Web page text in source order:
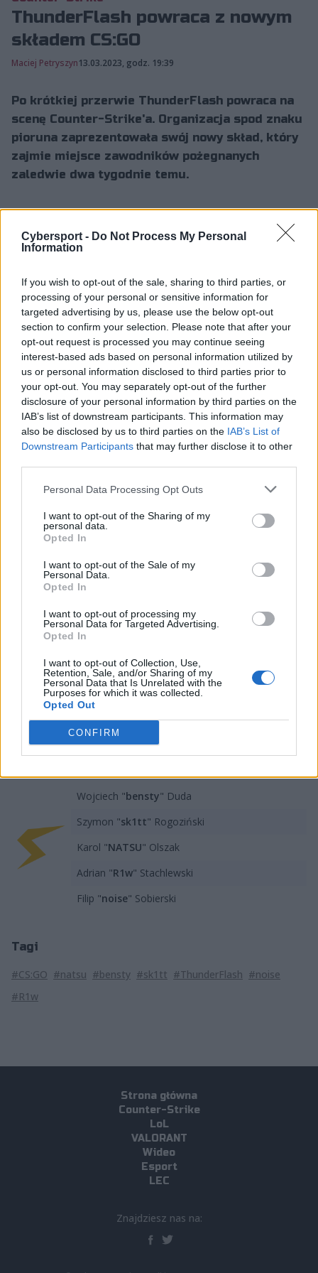
Cybersport - Do Not Process My Personal
Information
If you wish to opt-out of the sale, sharing to third parties, or
processing of your personal or sensitive information for
targeted advertising by us, please use the below opt-out
section to confirm your selection. Please note that after your
opt-out request is processed you may continue seeing
interest-based ads based on personal information utilized by
us or personal information disclosed to third parties prior to
your opt-out. You may separately opt-out of the further
disclosure of your personal information by third parties on the
IAB’s list of downstream participants. This information may
also be disclosed by us to third parties on the IAB’s List of
Downstream Participants that may further disclose it to other
Personal Data Processing Opt Outs
I want to opt-out of the Sharing of my
personal data.
Opted In
I want to opt-out of the Sale of my
Personal Data.
Opted In
I want to opt-out of processing my
Personal Data for Targeted Advertising.
Opted In
I want to opt-out of Collection, Use,
Retention, Sale, and/or Sharing of my
Personal Data that Is Unrelated with the
Purposes for which it was collected.
Opted Out
CONFIRM
ThunderFlash powraca z nowym
składem CS:GO
Maciej Petryszyn13.03.2023, godz. 19:39
Po krótkiej przerwie ThunderFlash powraca na
scenę Counter-Strike'a. Organizacja spod znaku
pioruna zaprezentowała swój nowy skład, który
zajmie miejsce zawodników pożegnanych
zaledwie dwa tygodnie temu.
ThunderFlash w nowym kształcie
którego trzon stanowią trzej dotychczasowi
reprezentanci MCE Game Expert – Karol "NATSU"
Olszak, Wojciech "bensty" Duda oraz Adrian "R1w"
Stachlewski. Trio to rywalizowało m.in. w bieżącym
sezonie ESEA Advanced, aczkolwiek nie wypadło w nim
najlepiej. Warto bowiem wspomnieć, że MCE wygrało
zaledwie jedno z czternastu spotkań, a pięć ostatnich
pojedynków oddało walkowerem. Lepiej wyglądało to
na innych polach, bo NATSU i spółka mają na swoim
koncie też awans do dywizji pretendentów Polskiej Ligi
Esportowej oraz wicemistrzostwo czwartej odsłony
w nowych barwach i w odświeżonym składzie, poza
którym znaleźli się Daniel "Lipton" Paul oraz Michał
"mchk" Bartosiak. Ich fotele zajął natomiast m.in.
Szymon "sk1tt" Rogoziński, który w przeszłości miał już
okazję współpracować z NATSU w Tarczyński Protein
Teamie. Poza nim do ekipy trafił Filip "noise" Sobierski –
były zawodnik PGE Turowa Zgorzelec, w którego CV
znajdziemy też krótki epizod jako stand-in w Illuminar
Gaming. –Wróciłem mordeczki. Jest mocna ekipa i głód
gry więc damy z siebie wszystko! – zapewnił Sobierski w
opublikowanym przez siebie wpisie w mediach
społecznościowych.
Skład ThunderFlash prezentuje się
Wojciech "bensty" Duda
Szymon "sk1tt" Rogoziński
Karol "NATSU" Olszak
Adrian "R1w" Stachlewski
Filip "noise" Sobierski
Tagi
#CS:GO #natsu #bensty #sk1tt #ThunderFlash #noise
#R1w
Strona główna
Counter-Strike
LoL
VALORANT
Wideo
Esport
LEC
Znajdziesz nas na: